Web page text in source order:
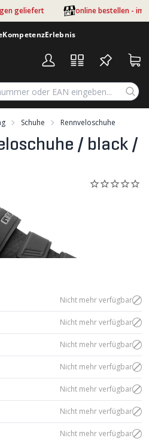
geliefert online bestellen - im
KompetenzErlebnis
Schuhe Rennveloschuhe
/ black /
Nicht mehr verfügbar
Nicht mehr verfügbar
Nicht mehr verfügbar
Nicht mehr verfügbar
Nicht mehr verfügbar
Nicht mehr verfügbar
Nicht mehr verfügbar